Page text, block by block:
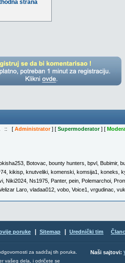
strana
:: [ Administrator] [ Supermoderator] [
Botovac bounty hunters bpvl Bubimir,
kikisp knutveliki komenski komsija1 koneks
Niki2024 Ns1975 Panter, pein Polemarchoi
Laro vladaa012 vobo Voice1 vrgudinac
poruke Sitemap Urednički tim
za sadržaj tih poruka.
vašeg dela, i odričete se
Naši sajtovi: